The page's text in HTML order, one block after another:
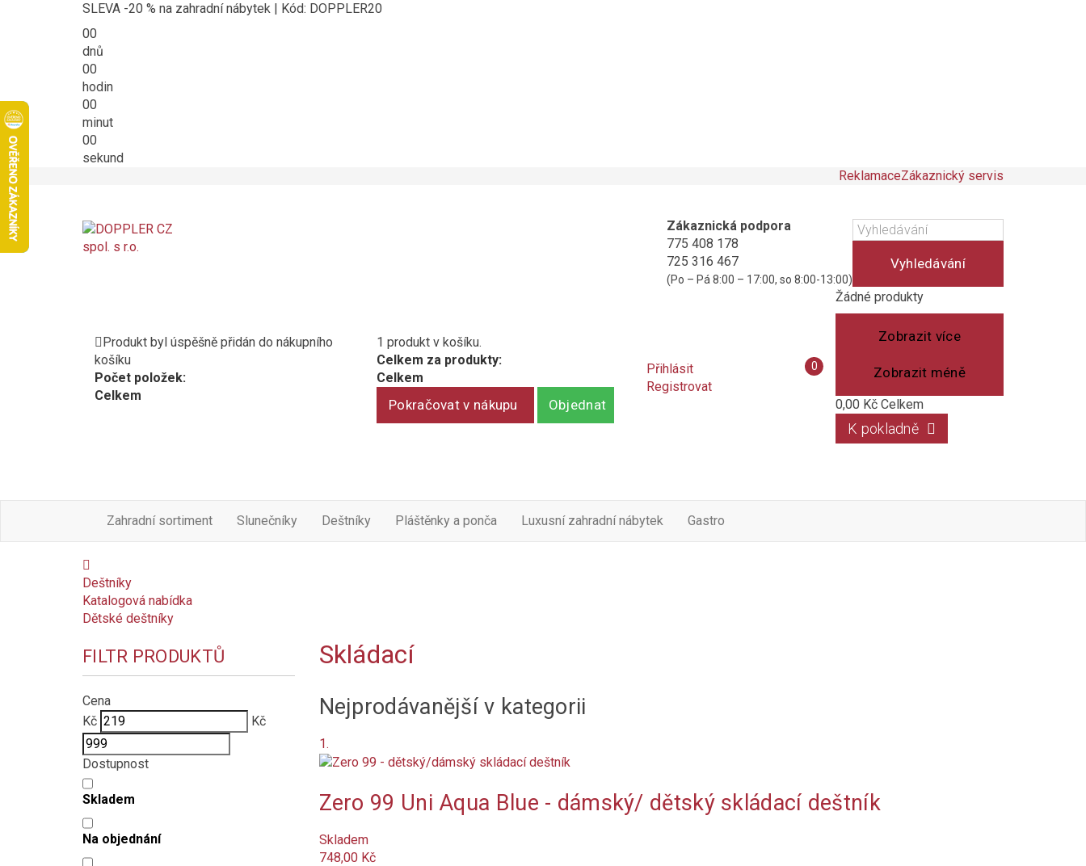
SLEVA -20 % na zahradní nábytek | Kód: DOPPLER20
00
dnů
00
hodin
00
minut
00
sekund
ReklamaceZákaznický servis
Zákaznická podpora
775 408 178
725 316 467
(Po – Pá 8:00 – 17:00, so 8:00-13:00)
Vyhledávání
Košík
(prázdný)
Žádné produkty
Zobrazit více
Zobrazit méně
0,00 Kč Celkem
K pokladně
Produkt byl úspěšně přidán do nákupního
košíku
Počet položek:
Celkem
1 produkt v košíku.
Celkem za produkty:
Celkem
Pokračovat v nákupu Objednat
Přihlásit
Registrovat
Porovnání
0
Zahradní sortiment Slunečníky Deštníky Pláštěnky a ponča Luxusní zahradní nábytek Gastro
Deštníky
Katalogová nabídka
Dětské deštníky
FILTR PRODUKTŮ
Cena
Kč
Kč
Dostupnost
Skladem
Na objednání
Skládací
Nejprodávanější v kategorii
1.
Zero 99 Uni Aqua Blue - dámský/ dětský skládací deštník
Skladem
748,00 Kč